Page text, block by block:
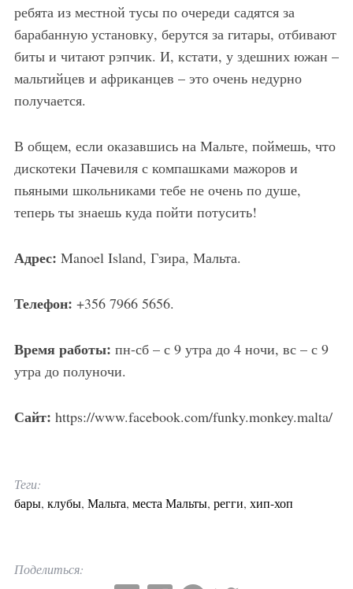
ребята из местной тусы по очереди садятся за
барабанную установку, берутся за гитары, отбивают
биты и читают рэпчик. И, кстати, у здешних южан –
мальтийцев и африканцев – это очень недурно
получается.
В общем, если оказавшись на Мальте, поймешь, что
дискотеки Пачевиля с компашками мажоров и
пьяными школьниками тебе не очень по душе,
теперь ты знаешь куда пойти потусить!
Адрес: Manoel Island, Гзира, Мальта.
Телефон: +356 7966 5656.
Время работы: пн-сб – с 9 утра до 4 ночи, вс – с 9
утра до полуночи.
Сайт: https://www.facebook.com/funky.monkey.malta/
Теги:
бары, клубы, Мальта, места Мальты, регги, хип-хоп
Поделиться: